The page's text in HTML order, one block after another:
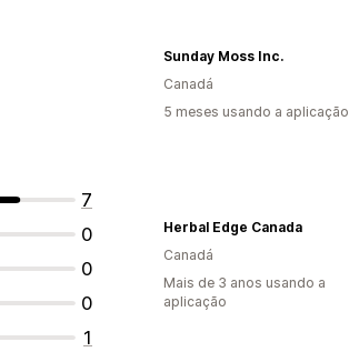
7
0
0
0
1
Sunday Moss Inc.
Canadá
5 meses usando a aplicação
Herbal Edge Canada
Canadá
Mais de 3 anos usando a
aplicação